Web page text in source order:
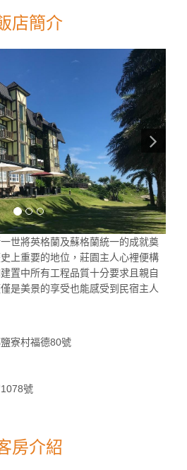
店簡介
世將英格蘭及蘇格蘭統一的成就奠
上重要的地位，莊園主人心裡便構
置中所有工程品質十分要求且親自
是美景的享受也能感受到民宿主人
寮村福德80號
號
房介紹